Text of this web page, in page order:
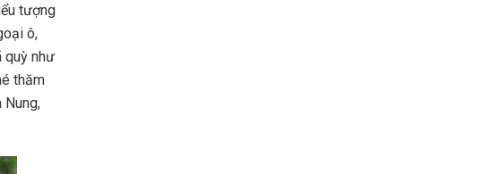
tượng
ô,
quỳ như
thăm